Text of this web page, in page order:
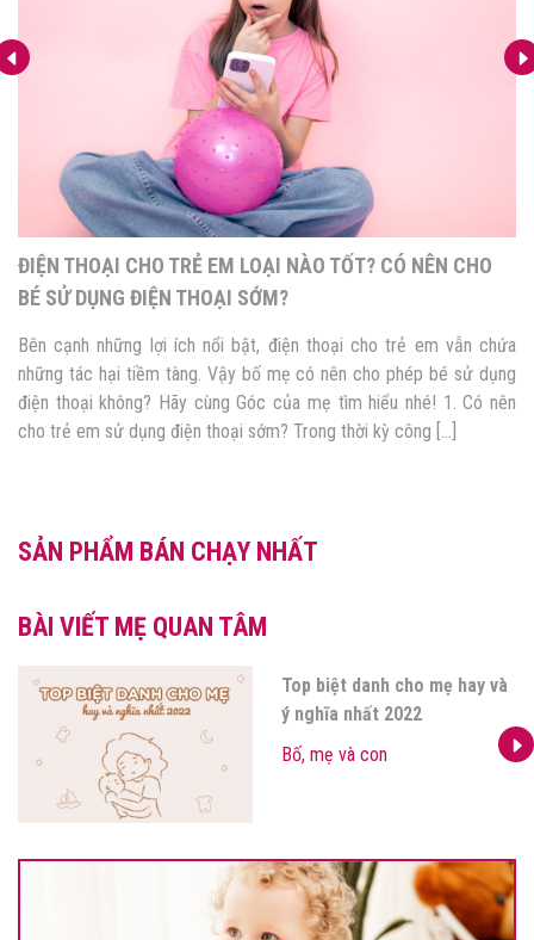
ĐIỆN THOẠI CHO TRẺ EM LOẠI NÀO TỐT? CÓ NÊN CHO
BÉ SỬ DỤNG ĐIỆN THOẠI SỚM?
Bên cạnh những lợi ích nổi bật, điện thoại cho trẻ em vẫn chứa
những tác hại tiềm tàng. Vậy bố mẹ có nên cho phép bé sử dụng
điện thoại không? Hãy cùng Góc của mẹ tìm hiểu nhé! 1. Có nên
cho trẻ em sử dụng điện thoại sớm? Trong thời kỳ công […]
SẢN PHẨM BÁN CHẠY NHẤT
BÀI VIẾT MẸ QUAN TÂM
Top biệt danh cho mẹ hay và
ý nghĩa nhất 2022
Bố, mẹ và con